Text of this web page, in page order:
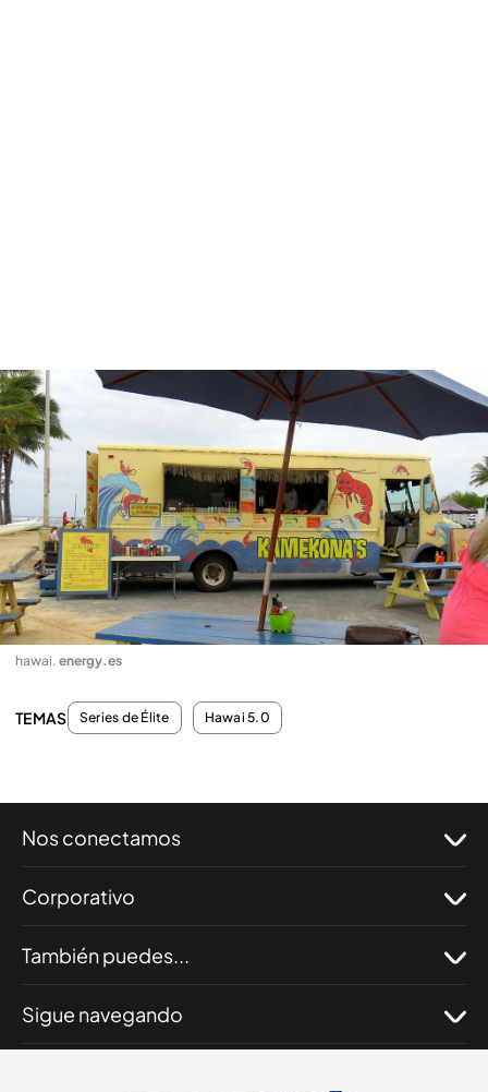
hawai. energy.es
TEMAS Series de Élite Hawai 5.0
Nos conectamos
Corporativo
También puedes...
Sigue navegando